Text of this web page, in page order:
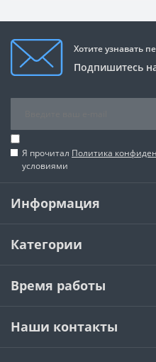
Хотите узнавать
Подпишитесь
Я прочитал Политика
условиями
Информация
Категории
Время работы
Наши контакты